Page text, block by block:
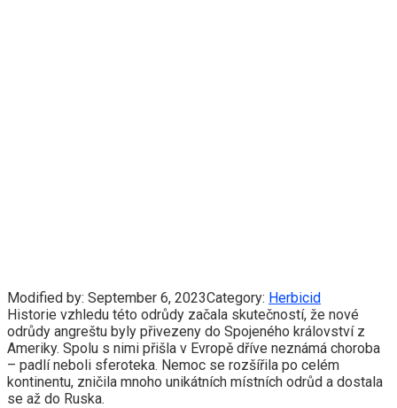
Modified by: September 6, 2023Category: Herbicid
Historie vzhledu této odrůdy začala skutečností, že nové
odrůdy angreštu byly přivezeny do Spojeného království z
Ameriky. Spolu s nimi přišla v Evropě dříve neznámá choroba
– padlí neboli sferoteka. Nemoc se rozšířila po celém
kontinentu, zničila mnoho unikátních místních odrůd a dostala
se až do Ruska.